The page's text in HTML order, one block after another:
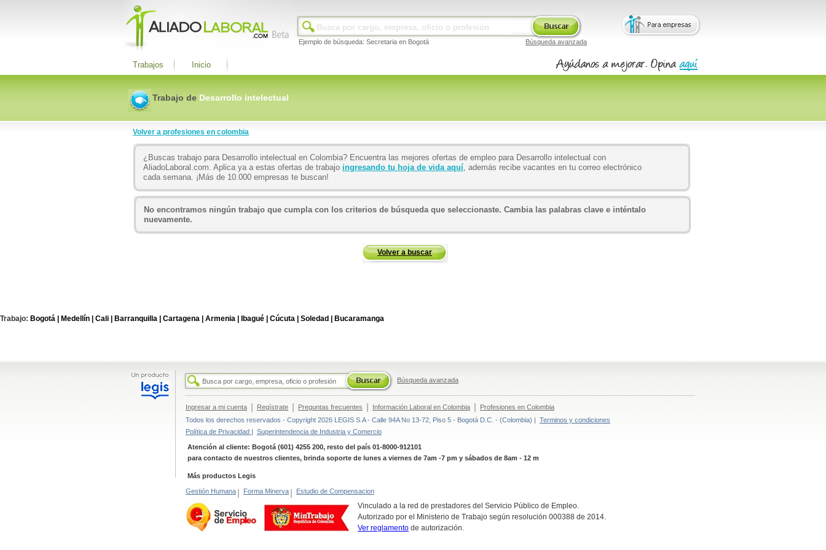
Ejemplo de búsqueda: Secretaria en Bogotá Búsqueda avanzada
Trabajos Inicio
Trabajo de Desarrollo intelectual
Volver a profesiones en colombia
¿Buscas trabajo para Desarrollo intelectual en Colombia? Encuentra las mejores ofertas de empleo para Desarrollo intelectual con
AliadoLaboral.com. Aplica ya a estas ofertas de trabajo ingresando tu hoja de vida aquí, además recibe vacantes en tu correo electrónico
cada semana. ¡Más de 10.000 empresas te buscan!
No encontramos ningún trabajo que cumpla con los criterios de búsqueda que seleccionaste. Cambia las palabras clave e inténtalo
nuevamente.
Volver a buscar
Trabajo: Bogotá | Medellín | Cali | Barranquilla | Cartagena | Armenia | Ibagué | Cúcuta | Soledad | Bucaramanga
Búsqueda avanzada
Ingresar a mi cuenta | Regístrate | Preguntas frecuentes | Información Laboral en Colombia |
Profesiones en Colombia
Todos los derechos reservados - Copyright 2026 LEGIS S.A - Calle 94A No 13-72, Piso 5 - Bogotá D.C. - (Colombia) | Terminos y condiciones
Política de Privacidad | Superintendencia de Industria y Comercio
Atención al cliente: Bogotá (601) 4255 200, resto del país 01-8000-912101
para contacto de nuestros clientes, brinda soporte de lunes a viernes de 7am -7 pm y sábados de 8am - 12 m
Más productos Legis
Gestión Humana | Forma Minerva | Estudio de Compensacion
Vinculado a la red de prestadores del Servicio Público de Empleo.
Autorizado por el Ministerio de Trabajo según resolución 000388 de 2014.
Ver reglamento de autorización.